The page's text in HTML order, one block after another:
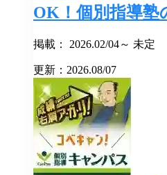
OK！個別指導塾
掲載： 2026.02/04～ 未定
更新：2026.08/07